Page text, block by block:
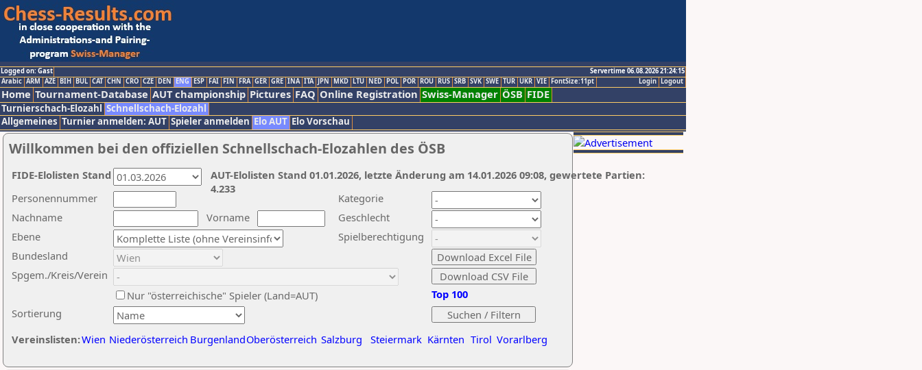
Logged on: Gast
Servertime 06.08.2026 21:24:15
Logout
Login
Arabic ARM AZE BIH BUL CAT CHN CRO CZE DEN ENG ESP FAI FIN FRA GER GRE INA ITA JPN MKD LTU NED POL POR ROU RUS SRB SVK SWE TUR UKR VIE FontSize:11pt
Home Tournament-Database AUT championship Pictures FAQ Online Registration Swiss-Manager ÖSB FIDE
Turnierschach-Elozahl Schnellschach-Elozahl
Allgemeines Turnier anmelden: AUT Spieler anmelden Elo AUT Elo Vorschau
Willkommen bei den offiziellen Schnellschach-Elozahlen des ÖSB
Nachname
Vorname
Ebene
Kategorie
Sortierung
Personennummer
Bundesland
Spgem./Kreis/Verein
Geschlecht
Nur "österreichische" Spieler (Land=AUT)
Spielberechtigung
Vereinslisten:Wien Niederösterreich BurgenlandOberösterreich Salzburg Steiermark Kärnten Tirol Vorarlberg
Top 100
AUT-Elolisten Stand 01.01.2026, letzte Änderung am 14.01.2026 09:08, gewertete Partien:
4.233
FIDE-Elolisten Stand